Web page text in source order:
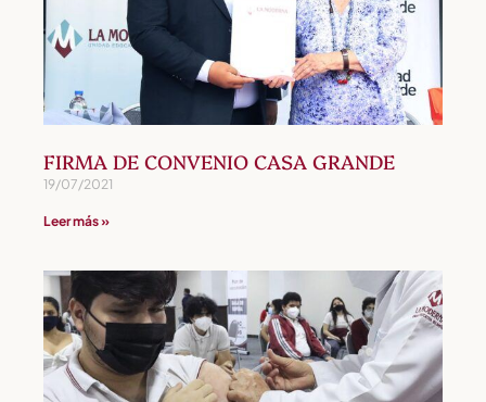
FIRMA DE CONVENIO CASA GRANDE
19/07/2021
Leer más »